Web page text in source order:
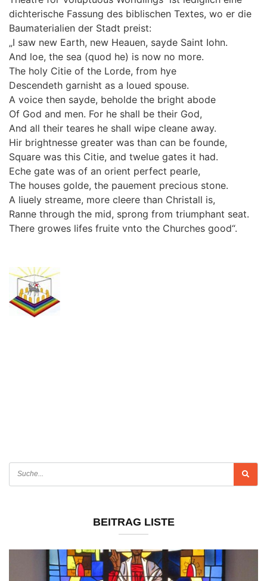
dichterische Fassung des biblischen Textes, wo er die
Baumaterialien der Stadt preist:
„I saw new Earth, new Heauen, sayde Saint Iohn.
And loe, the sea (quod he) is now no more.
The holy Citie of the Lorde, from hye
Descendeth garnisht as a loued spouse.
A voice then sayde, beholde the bright abode
Of God and men. For he shall be their God,
And all their teares he shall wipe cleane away.
Hir brightnesse greater was than can be founde,
Square was this Citie, and twelue gates it had.
Eche gate was of an orient perfect pearle,
The houses golde, the pauement precious stone.
A liuely streame, more cleere than Christall is,
Ranne through the mid, sprong from triumphant seat.
There growes lifes fruite vnto the Churches good“.
BEITRAG LISTE